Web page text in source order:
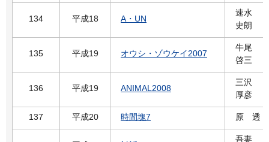
134 平成18 A・UN
速水
史朗
135 平成19 オウシ・ゾウケイ2007
牛尾
啓三
136 平成19 ANIMAL2008
三沢
厚彦
137 平成20 時間塊7 原 透
吾妻